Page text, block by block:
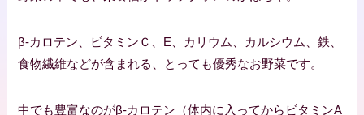
β-カロテン、ビタミンＣ、E、カリウム、カルシウム、鉄、
食物繊維などが含まれる、とっても優秀なお野菜です。
中でも豊富なのがβ-カロテン（体内に入ってからビタミンA